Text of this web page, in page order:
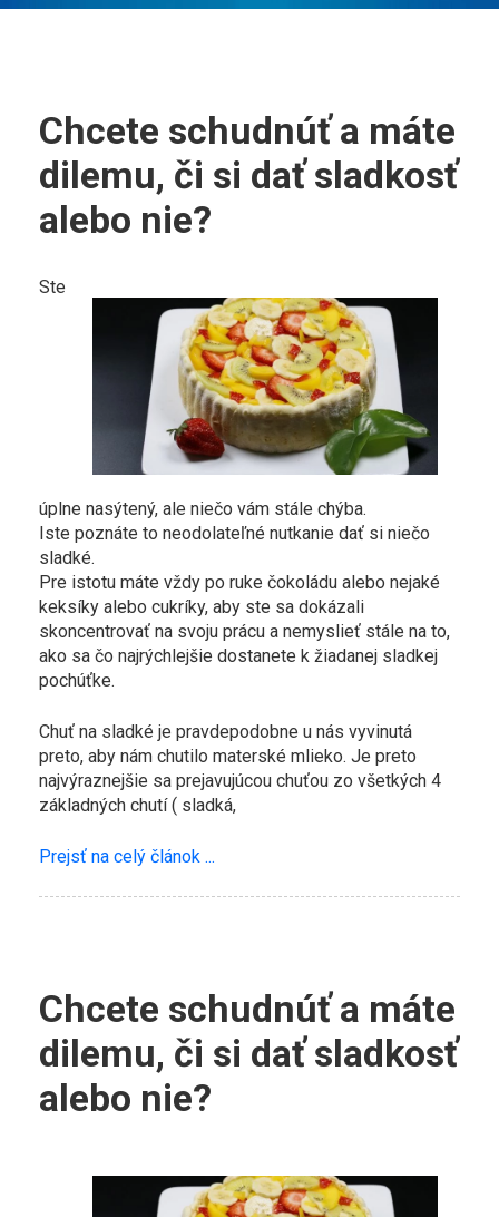
Chcete schudnúť a máte
dilemu, či si dať sladkosť
alebo nie?
Ste
úplne nasýtený, ale niečo vám stále chýba.
Iste poznáte to neodolateľné nutkanie dať si niečo
sladké.
Pre istotu máte vždy po ruke čokoládu alebo nejaké
keksíky alebo cukríky, aby ste sa dokázali
skoncentrovať na svoju prácu a nemyslieť stále na to,
ako sa čo najrýchlejšie dostanete k žiadanej sladkej
pochúťke.
Chuť na sladké je pravdepodobne u nás vyvinutá
preto, aby nám chutilo materské mlieko. Je preto
najvýraznejšie sa prejavujúcou chuťou zo všetkých 4
základných chutí ( sladká,
Prejsť na celý článok ...
Chcete schudnúť a máte
dilemu, či si dať sladkosť
alebo nie?